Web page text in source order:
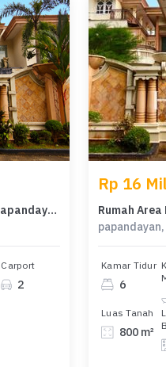
Rumah Area Premium papandayan, Semarang - Harga Terbaik 16 Miliar
Carport
2
Rp 16
Kamar Tidur
6
Luas Tanah
800 m²